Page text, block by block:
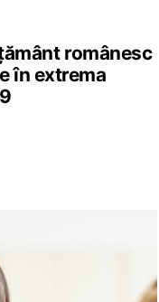
românesc
în extrema